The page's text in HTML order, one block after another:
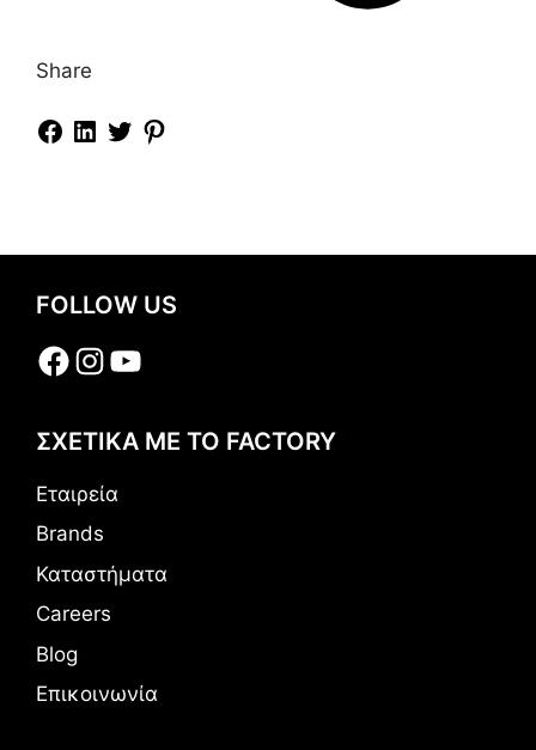
Share
FOLLOW US
Facebook
Instagram
YouTube
ΣΧΕΤΙΚΑ ΜΕ ΤΟ FACTORY
Εταιρεία
Brands
Καταστήματα
Careers
Blog
Επικοινωνία